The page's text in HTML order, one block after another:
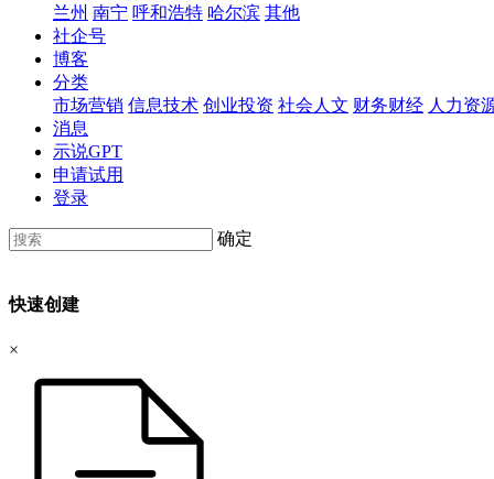
兰州 南宁 呼和浩特 哈尔滨 其他
社企号
博客
分类
市场营销 信息技术 创业投资 社会人文 财务财经 人力资
消息
示说GPT
申请试用
登录
确定
快速创建
×